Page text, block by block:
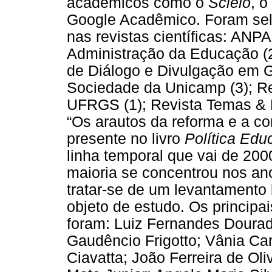
Google Acadêmico. Foram
nas revistas científicas:
Administração da Educação
de Diálogo e Divulgação em
Sociedade da Unicamp (3);
UFRGS (1); Revista Temas
“Os arautos da reforma e a
presente no livro Política
linha temporal que vai de
maioria se concentrou nos
tratar-se de um
objeto de estudo. Os
foram: Luiz Fernandes
Gaudêncio Frigotto; Vânia
Ciavatta; João Ferreira de